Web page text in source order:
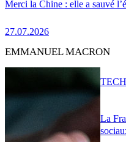
Merci la Chine : elle a sauvé
27.07.2026
EMMANUEL MACRON
La